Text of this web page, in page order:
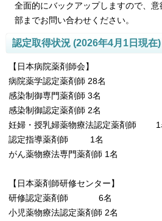
全面的にバックアップしますので、
部までお問い合わせください。
認定取得状況 (2026年4月1日現在)
【日本病院薬剤師会】
病院薬学認定薬剤師 28名
感染制御専門薬剤師 3名
感染制御認定薬剤師 2名
妊婦・授乳婦薬物療法認定薬剤
認定指導薬剤師 1名
がん薬物療法専門薬剤師 1名
【日本薬剤師研修センター】
研修認定薬剤師 6名
小児薬物療法認定薬剤師 2名